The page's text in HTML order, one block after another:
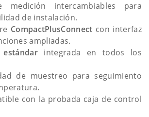
medición intercambiables para
de instalación.
CompactPlusConnect con interfaz
ampliadas.
estándar integrada en todos los
de muestreo para seguimiento
con la probada caja de control